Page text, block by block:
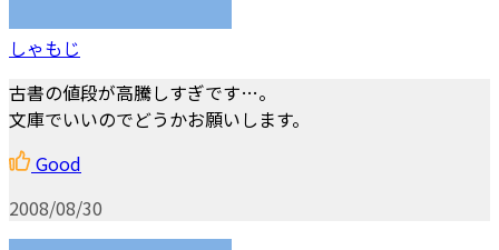
しゃもじ
古書の値段が高騰しすぎです…。
文庫でいいのでどうかお願いします。
Good
2008/08/30